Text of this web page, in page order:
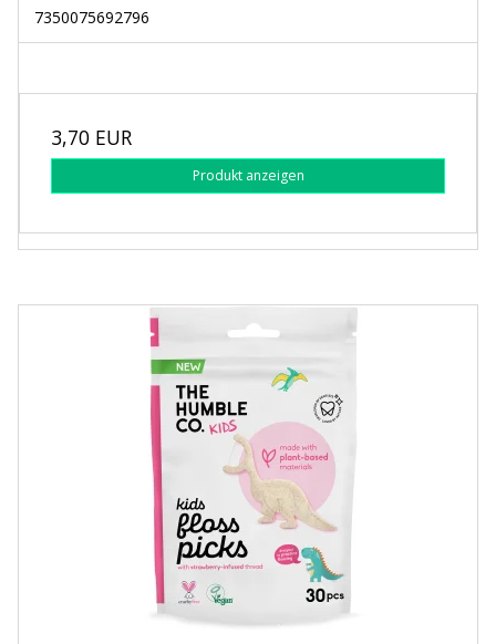
7350075692796
3,70 EUR
Produkt anzeigen